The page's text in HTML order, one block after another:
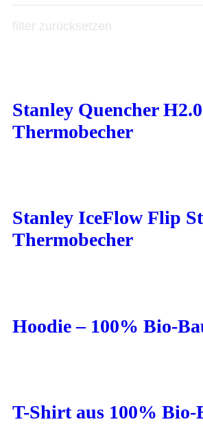
filter zurücksetzen
Stanley Quencher H2.0
Thermobecher
Stanley IceFlow Flip
Thermobecher
Hoodie – 100% Bio-
T-Shirt aus 100% Bio-